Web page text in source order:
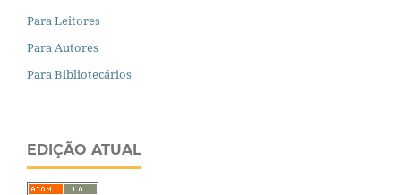
Para Leitores
Para Autores
Para Bibliotecários
EDIÇÃO ATUAL